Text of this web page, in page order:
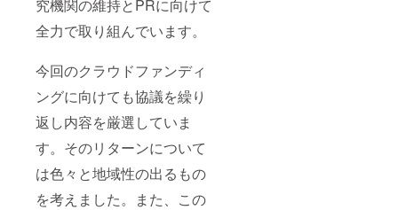
究機関の維持とPRに向けて
全力で取り組んでいます。
今回のクラウドファンディ
ングに向けても協議を繰り
返し内容を厳選していま
す。そのリターンについて
は色々と地域性の出るもの
を考えました。また、この